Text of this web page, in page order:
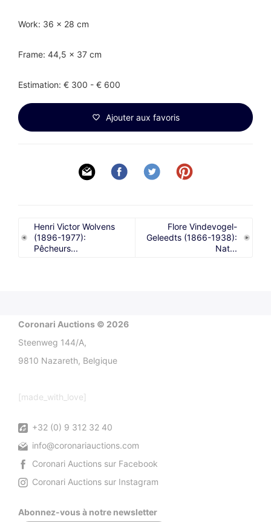
Work: 36 x 28 cm
Frame: 44,5 x 37 cm
Estimation: € 300 - € 600
Ajouter aux favoris
Henri Victor Wolvens
(1896-1977):
Pêcheurs...
Flore Vindevogel-
Geleedts (1866-1938):
Nat...
Coronari Auctions © 2026
Steenweg 144/A,
9810 Nazareth, Belgique
[made_with_love]
+32 (0) 9 312 32 40
info@coronariauctions.com
Coronari Auctions sur Facebook
Coronari Auctions sur Instagram
Abonnez-vous à notre newsletter